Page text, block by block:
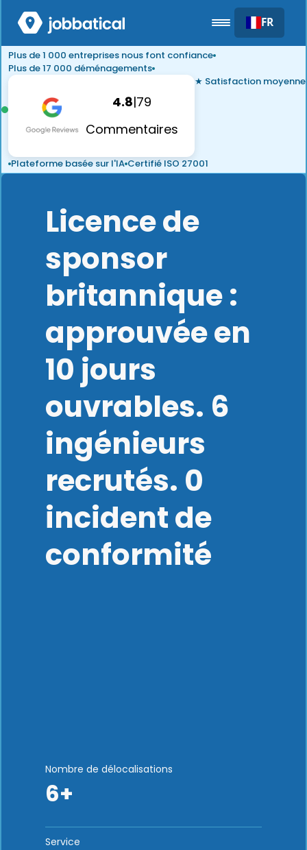
FR
Plus de 1 000 entreprises nous font confiance
Plus de 17 000 déménagements
4.8|79
Commentaires
★ Satisfaction moyenne
Plateforme basée sur l'IA Certifié ISO 27001
Licence de
sponsor
britannique :
approuvée en
10 jours
ouvrables. 6
ingénieurs
recrutés. 0
incident de
conformité
Nombre de délocalisations
6+
Service